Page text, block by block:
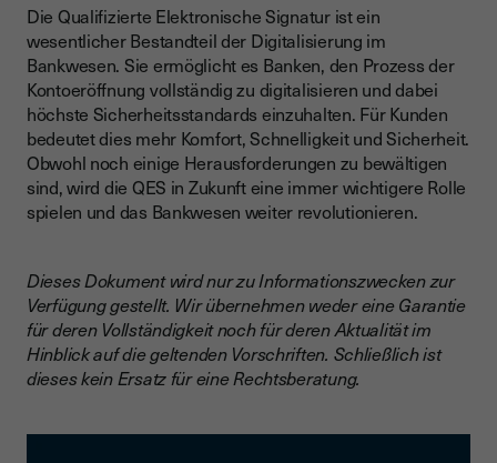
Die Qualifizierte Elektronische Signatur ist ein
wesentlicher Bestandteil der Digitalisierung im
Bankwesen. Sie ermöglicht es Banken, den Prozess der
Kontoeröffnung vollständig zu digitalisieren und dabei
höchste Sicherheitsstandards einzuhalten. Für Kunden
bedeutet dies mehr Komfort, Schnelligkeit und Sicherheit.
Obwohl noch einige Herausforderungen zu bewältigen
sind, wird die QES in Zukunft eine immer wichtigere Rolle
spielen und das Bankwesen weiter revolutionieren.
Dieses Dokument wird nur zu Informationszwecken zur
Verfügung gestellt. Wir übernehmen weder eine Garantie
für deren Vollständigkeit noch für deren Aktualität im
Hinblick auf die geltenden Vorschriften. Schließlich ist
dieses kein Ersatz für eine Rechtsberatung.